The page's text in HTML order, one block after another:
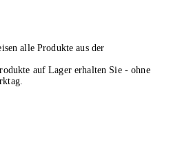
alle Produkte aus der
auf Lager erhalten Sie - ohne